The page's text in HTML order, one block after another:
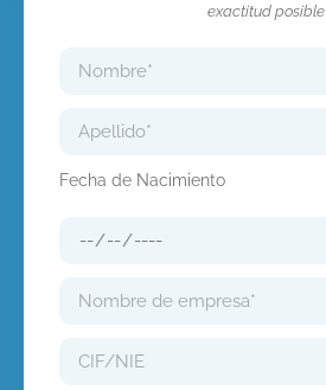
exactitud posible
Fecha de Nacimiento